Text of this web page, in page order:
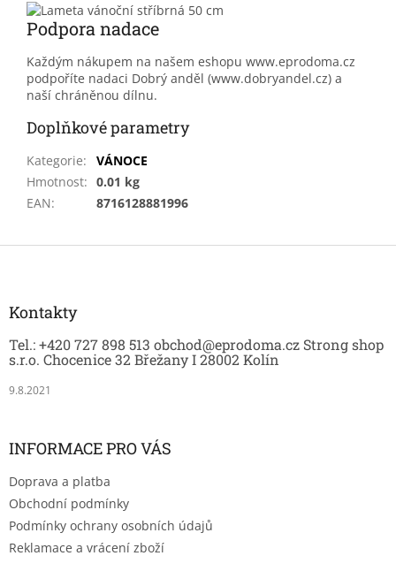
Podpora nadace
Každým nákupem na našem eshopu www.eprodoma.cz
podpoříte nadaci Dobrý anděl (www.dobryandel.cz) a
naší chráněnou dílnu.
Doplňkové parametry
Kategorie:
VÁNOCE
Hmotnost: 0.01 kg
EAN: 8716128881996
Z
Kontakty
Tel.: +420 727 898 513 obchod@eprodoma.cz Strong shop
s.r.o. Chocenice 32 Břežany I 28002 Kolín
9.8.2021
INFORMACE PRO VÁS
Doprava a platba
Obchodní podmínky
Podmínky ochrany osobních údajů
Reklamace a vrácení zboží